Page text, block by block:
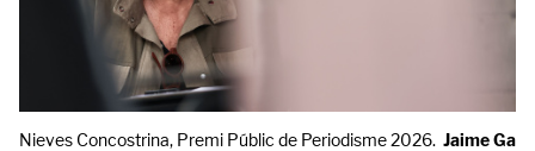
Nieves Concostrina, Premi Públic de Periodisme 2026. Jaime